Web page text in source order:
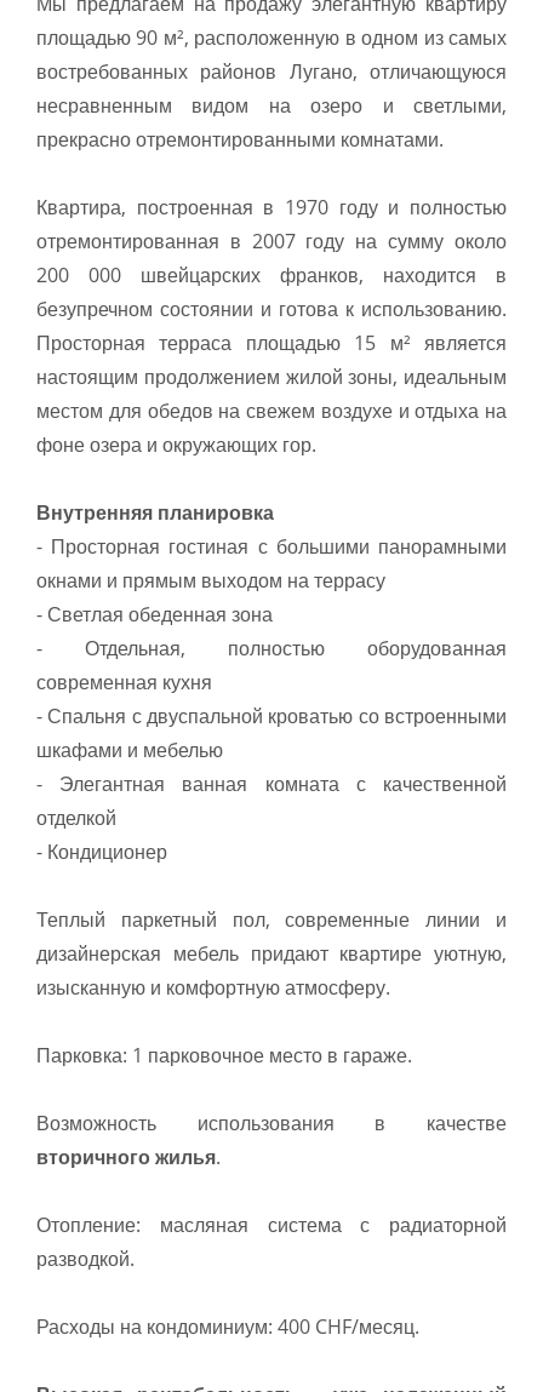
площадью 90 м², расположенную в одном из самых
востребованных районов Лугано, отличающуюся
несравненным видом на озеро и светлыми,
прекрасно отремонтированными комнатами.
Квартира, построенная в 1970 году и полностью
отремонтированная в 2007 году на сумму около
200 000 швейцарских франков, находится в
безупречном состоянии и готова к использованию.
Просторная терраса площадью 15 м² является
настоящим продолжением жилой зоны, идеальным
местом для обедов на свежем воздухе и отдыха на
фоне озера и окружающих гор.
Внутренняя планировка
- Просторная гостиная с большими панорамными
окнами и прямым выходом на террасу
- Светлая обеденная зона
- Отдельная, полностью оборудованная
современная кухня
- Спальня с двуспальной кроватью со встроенными
шкафами и мебелью
- Элегантная ванная комната с качественной
отделкой
- Кондиционер
Теплый паркетный пол, современные линии и
дизайнерская мебель придают квартире уютную,
изысканную и комфортную атмосферу.
Парковка: 1 парковочное место в гараже.
Возможность использования в качестве
вторичного жилья.
Отопление: масляная система с радиаторной
разводкой.
Расходы на кондоминиум: 400 CHF/месяц.